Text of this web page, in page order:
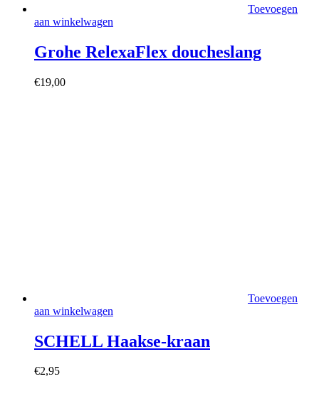
Toevoegen
aan winkelwagen
Grohe RelexaFlex doucheslang
€19,00
Toevoegen
aan winkelwagen
SCHELL Haakse-kraan
€2,95